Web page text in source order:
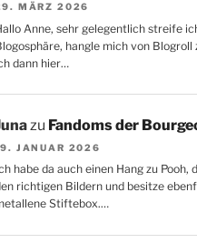
MÄRZ 2026
Anne, sehr gelegentlich streife
hangle mich von Blogroll
dann hier…
zu Fandoms der
JANUAR 2026
habe da auch einen Hang zu Pooh,
richtigen Bildern und besitze
Stiftebox.…